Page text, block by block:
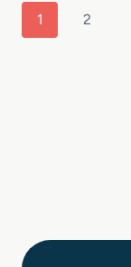
Navegación
1 2